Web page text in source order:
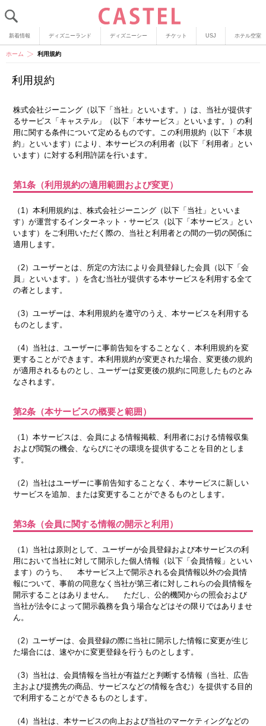
新着情報 ディズニーランド ディズニーシー チケット USJ ホテル空室
ホーム 利用規約
利用規約
株式会社ジーニング（以下「当社」といいます。）は、当社が提供す
るサービス「キャステル」（以下「本サービス」といいます。）の利
用に関する条件について定めるものです。この利用規約（以下「本規
約」といいます）により、本サービスの利用者（以下「利用者」とい
います）に対する利用許諾を行います。
第1条（利用規約の適用範囲および変更）
（1）本利用規約は、株式会社ジーニング（以下「当社」といいま
す）が運営するインターネット・サービス（以下「本サービス」とい
います）をご利用いただく際の、当社と利用者との間の一切の関係に
適用します。
（2）ユーザーとは、所定の方法により会員登録した会員（以下「会
員」といいます。）を含む当社が提供する本サービスを利用する全て
の者とします。
（3）ユーザーは、本利用規約を遵守のうえ、本サービスを利用する
ものとします。
（4）当社は、ユーザーに事前告知をすることなく、本利用規約を変
更することができます。本利用規約が変更された場合、変更後の規約
が適用されるものとし、ユーザーは変更後の規約に同意したものとみ
なされます。
第2条（本サービスの概要と範囲）
（1）本サービスは、会員による情報掲載、利用者における情報収集
および閲覧の機会、ならびにその環境を提供することを目的としま
す。
（2）当社はユーザーに事前告知することなく、本サービスに新しい
サービスを追加、または変更することができるものとします。
第3条（会員に関する情報の開示と利用）
（1）当社は原則として、ユーザーが会員登録および本サービスの利
用において当社に対して開示した個人情報（以下「会員情報」といい
ます）のうち、 本サービス上で開示される会員情報以外の会員情
報について、事前の同意なく当社が第三者に対しこれらの会員情報を
開示することはありません。 ただし、公的機関からの照会および
当社が法令によって開示義務を負う場合などはその限りではありませ
ん。
（2）ユーザーは、会員登録の際に当社に開示した情報に変更が生じ
た場合には、速やかに変更登録を行うものとします。
（3）当社は、会員情報を当社が有益だと判断する情報（当社、広告
主および提携先の商品、サービスなどの情報を含む）を提供する目的
で利用することができるものとします。
（4）当社は、本サービスの向上および当社のマーケティングなどの